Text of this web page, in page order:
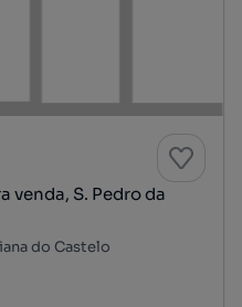
venda, S. Pedro da
do Castelo